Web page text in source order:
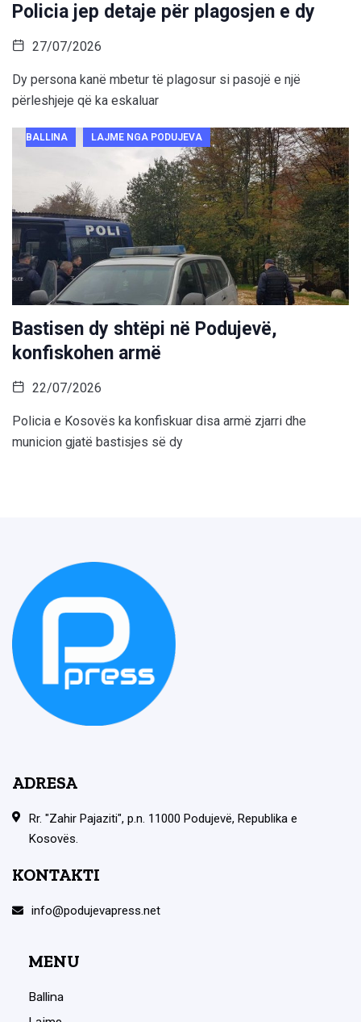
Policia jep detaje për plagosjen e dy
27/07/2026
Dy persona kanë mbetur të plagosur si pasojë e një
përleshjeje që ka eskaluar
BALLINA LAJME NGA PODUJEVA
Bastisen dy shtëpi në Podujevë,
konfiskohen armë
22/07/2026
Policia e Kosovës ka konfiskuar disa armë zjarri dhe
municion gjatë bastisjes së dy
ADRESA
Rr. "Zahir Pajaziti", p.n. 11000 Podujevë, Republika e
Kosovës.
KONTAKTI
info@podujevapress.net
MENU
Ballina